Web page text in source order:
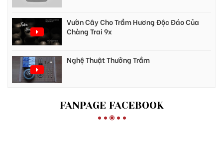
Vườn Cây Cho Trầm Hương Độc Đáo Của
Chàng Trai 9x
Nghệ Thuật Thưởng Trầm
FANPAGE FACEBOOK